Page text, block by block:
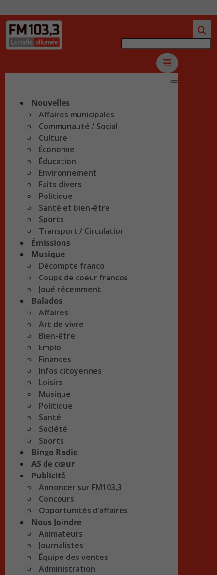
Nouvelles
Affaires municipales
Communauté / Social
Culture
Économie
Éducation
Environnement
Faits divers
Politique
Santé et bien-être
Sports
Transport / Circulation
Émissions
Musique
Décompte franco
Coups de coeur francos
Joué récemment
Balados
Affaires
Art de vivre
Bien-être
Emploi
Finances
Infos citoyennes
Loisirs
Musique
Politique
Santé
Société
Sports
Bingo Radio
AS de cœur
Publicité
Annoncer sur FM103,3
Concours
Opportunités d’affaires
Nous Joindre
Animateurs
Journalistes
Équipe des ventes
Administration